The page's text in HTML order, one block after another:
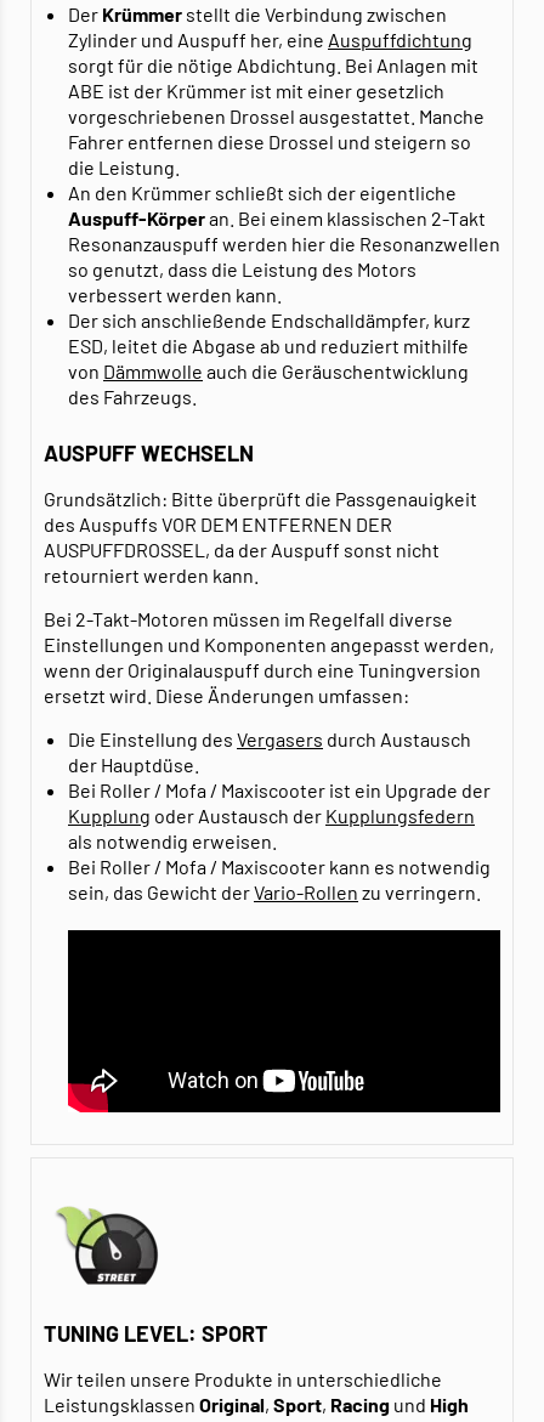
Der Krümmer stellt die Verbindung zwischen
Zylinder und Auspuff her, eine Auspuffdichtung
sorgt für die nötige Abdichtung. Bei Anlagen mit
ABE ist der Krümmer ist mit einer gesetzlich
vorgeschriebenen Drossel ausgestattet. Manche
Fahrer entfernen diese Drossel und steigern so
die Leistung.
An den Krümmer schließt sich der eigentliche
Auspuff-Körperan. Bei einem klassischen 2-Takt
Resonanzauspuff werden hier die Resonanzwellen
so genutzt, dass die Leistung des Motors
verbessert werden kann.
Der sich anschließende Endschalldämpfer, kurz
ESD, leitet die Abgase ab und reduziert mithilfe
von Dämmwolle auch die Geräuschentwicklung
des Fahrzeugs.
AUSPUFF WECHSELN
Grundsätzlich: Bitte überprüft die Passgenauigkeit
des Auspuffs VOR DEM ENTFERNEN DER
AUSPUFFDROSSEL, da der Auspuff sonst nicht
retourniert werden kann.
Bei 2-Takt-Motoren müssen im Regelfall diverse
Einstellungen und Komponenten angepasst werden,
wenn der Originalauspuff durch eine Tuningversion
ersetzt wird. Diese Änderungen umfassen:
Die Einstellung des Vergasers durch Austausch
der Hauptdüse.
Bei Roller / Mofa / Maxiscooter ist ein Upgrade der
Kupplung oder Austausch der Kupplungsfedern
als notwendig erweisen.
Bei Roller / Mofa / Maxiscooter kann es notwendig
sein, das Gewicht derVario-Rollen zu verringern.
TUNING LEVEL: SPORT
Wir teilen unsere Produkte in unterschiedliche
Leistungsklassen Original, Sport, Racing und High